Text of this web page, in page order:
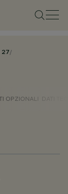
27/
OPZIONALI